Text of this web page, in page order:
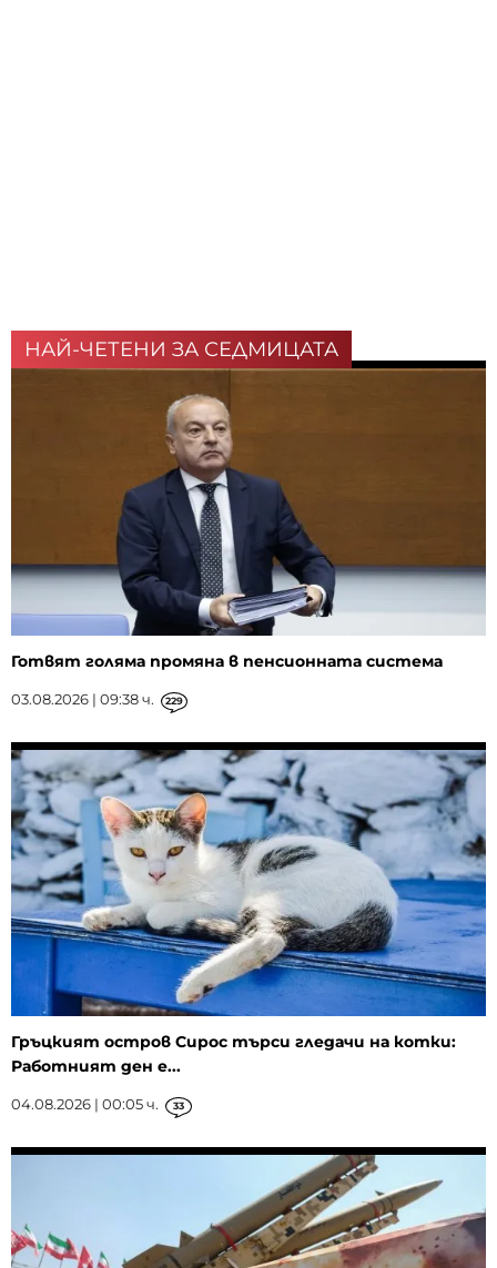
НАЙ-ЧЕТЕНИ ЗА СЕДМИЦАТА
Готвят голяма промяна в пенсионната система
03.08.2026 | 09:38 ч. 229
Гръцкият остров Сирос търси гледачи на котки:
Работният ден е...
04.08.2026 | 00:05 ч. 33